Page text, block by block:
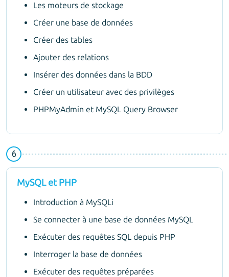
Les moteurs de stockage
Créer une base de données
Créer des tables
Ajouter des relations
Insérer des données dans la BDD
Créer un utilisateur avec des privilèges
PHPMyAdmin et MySQL Query Browser
MySQL et PHP
Introduction à MySQLi
Se connecter à une base de données MySQL
Exécuter des requêtes SQL depuis PHP
Interroger la base de données
Exécuter des requêtes préparées